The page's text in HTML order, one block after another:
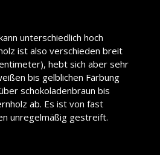
unterschiedlich hoch
ist also verschieden breit
hebt sich aber sehr
bis gelblichen Färbung
schokoladenbraun bis
ab. Es ist von fast
unregelmäßig gestreift.